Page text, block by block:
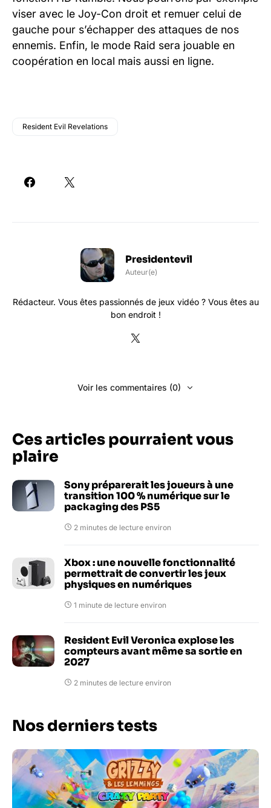
viser avec le Joy-Con droit et remuer celui de
gauche pour s’échapper des attaques de nos
ennemis. Enfin, le mode Raid sera jouable en
coopération en local mais aussi en ligne.
Resident Evil Revelations
Presidentevil
Auteur(e)
Rédacteur. Vous êtes passionnés de jeux vidéo ? Vous êtes au
bon endroit !
Voir les commentaires (0)
Ces articles pourraient vous
plaire
Sony préparerait les joueurs à une
transition 100 % numérique sur le
packaging des PS5
2 minutes de lecture environ
Xbox : une nouvelle fonctionnalité
permettrait de convertir les jeux
physiques en numériques
1 minute de lecture environ
Resident Evil Veronica explose les
compteurs avant même sa sortie en
2027
2 minutes de lecture environ
Nos derniers tests